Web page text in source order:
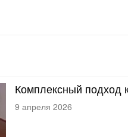
Комплексный подход
9 апреля 2026